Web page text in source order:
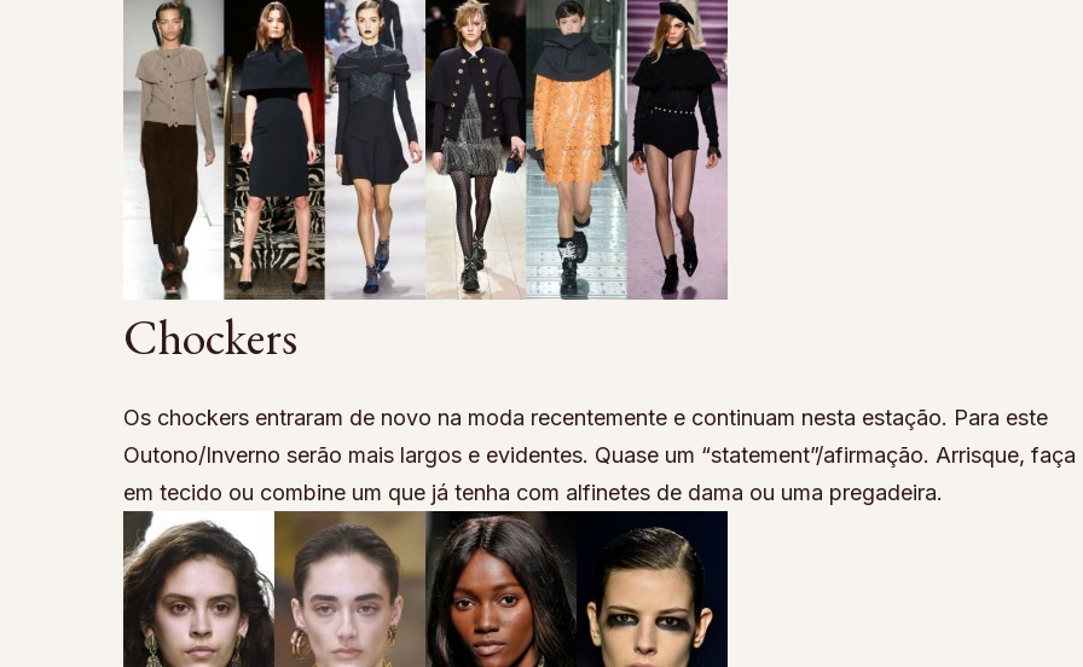
Chockers
Os chockers entraram de novo na moda recentemente e continuam nesta estação. Para este
Outono/Inverno serão mais largos e evidentes. Quase um “statement”/afirmação. Arrisque, faça
em tecido ou combine um que já tenha com alfinetes de dama ou uma pregadeira.